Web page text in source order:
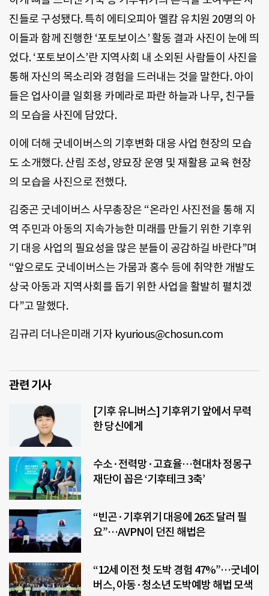
진들로 구성됐다. 특히 에티오피아 멜캄 유치원 20명의 아
이들과 함께 진행한 ‘포토보이스’ 활동 결과 사진이 눈에 띄
었다. ‘포토보이스’란 지역사회 내 소외된 사람들이 사진을
통해 자신의 목소리와 경험을 드러내는 것을 말한다. 아이
들은 업사이클 일회용 카메라로 파란 하늘과 나무, 친구들
의 모습을 사진에 담았다.
이에 더해 굿네이버스의 기후변화 대응 사업 현장의 모습
도 소개했다. 산림 조성, 양묘장 운영 및 재활용 교육 현장
의 모습을 사진으로 전했다.
김중곤 굿네이버스 사무총장은 “온라인 사진전을 통해 지
역 주민과 아동의 지속가능한 미래를 만들기 위한 기후위
기 대응 사업의 필요성을 많은 분들이 공감하길 바란다”며
“앞으로도 굿네이버스는 가뭄과 홍수 등에 취약한 개발도
상국 아동과 지역사회를 돕기 위한 사업을 활발히 펼치겠
다”고 말했다.
김규리 더나은미래 기자 kyurious@chosun.com
관련 기사
[기후 유니버스] 기후위기 앞에서 무력
한 당신에게
수소·전력망·고효율…현대차 정몽구
재단이 꼽은 ‘기후테크 3축’
“빈곤·기후위기 대응에 26조 달러 필
요”…AVPN이 던진 해법은
“12세 이전 첫 도박 경험 47%”…굿네이
버스, 아동·청소년 도박예방 해법 모색